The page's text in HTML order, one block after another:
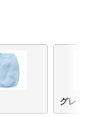
グレー